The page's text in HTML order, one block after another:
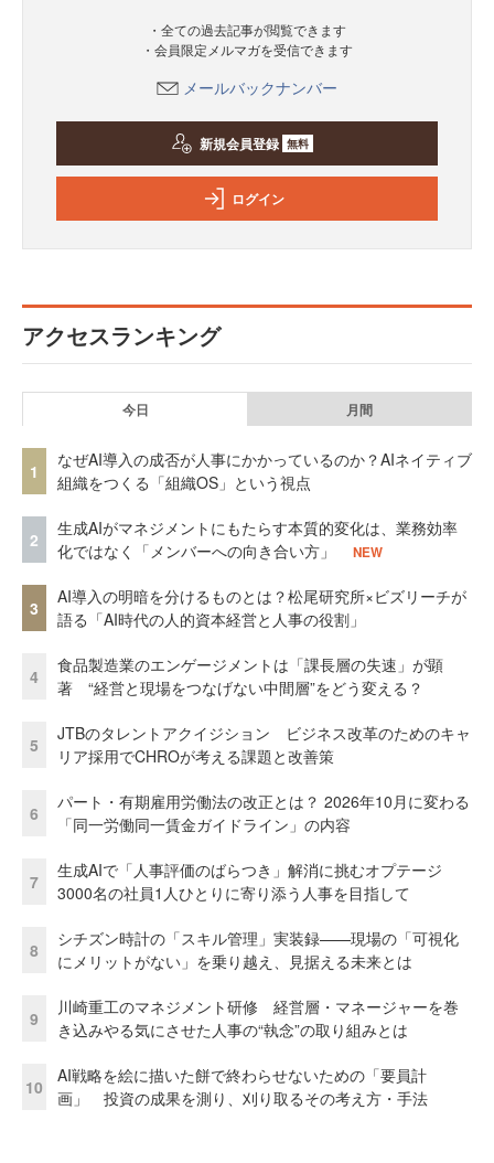
・全ての過去記事が閲覧できます
・会員限定メルマガを受信できます
メールバックナンバー
新規会員登録 無料
ログイン
アクセスランキング
今日 月間
1
なぜAI導入の成否が人事にかかっているのか？AIネイティブ
組織をつくる「組織OS」という視点
2
生成AIがマネジメントにもたらす本質的変化は、業務効率
化ではなく「メンバーへの向き合い方」
NEW
3
AI導入の明暗を分けるものとは？松尾研究所×ビズリーチが
語る「AI時代の人的資本経営と人事の役割」
4
食品製造業のエンゲージメントは「課長層の失速」が顕
著 “経営と現場をつなげない中間層”をどう変える？
5
JTBのタレントアクイジション ビジネス改革のためのキャ
リア採用でCHROが考える課題と改善策
6
パート・有期雇用労働法の改正とは？ 2026年10月に変わる
「同一労働同一賃金ガイドライン」の内容
7
生成AIで「人事評価のばらつき」解消に挑むオプテージ
3000名の社員1人ひとりに寄り添う人事を目指して
8
シチズン時計の「スキル管理」実装録——現場の「可視化
にメリットがない」を乗り越え、見据える未来とは
9
川崎重工のマネジメント研修 経営層・マネージャーを巻
き込みやる気にさせた人事の“執念”の取り組みとは
10
AI戦略を絵に描いた餅で終わらせないための「要員計
画」 投資の成果を測り、刈り取るその考え方・手法